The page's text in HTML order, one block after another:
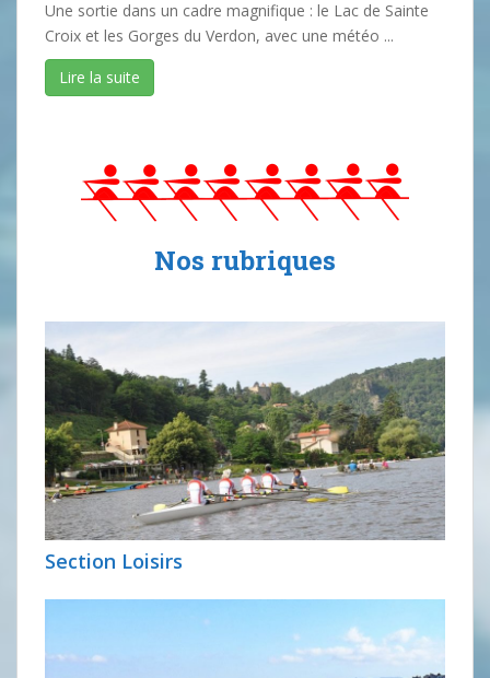
Une sortie dans un cadre magnifique : le Lac de Sainte
Croix et les Gorges du Verdon, avec une météo ...
Lire la suite
Nos rubriques
Section Loisirs